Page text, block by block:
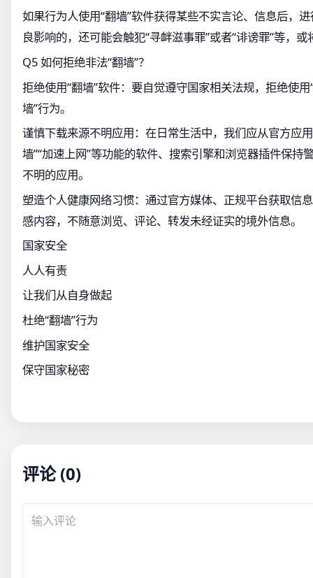
如果行为人使用“翻墙”软件获得某些不实言论、信息后，
良影响的，还可能会触犯“寻衅滋事罪”或者“诽谤罪”等，
Q5 如何拒绝非法“翻墙”？
拒绝使用“翻墙”软件：要自觉遵守国家相关法规，拒绝使用
墙”行为。
谨慎下载来源不明应用：在日常生活中，我们应从官方应
墙”“加速上网”等功能的软件、搜索引擎和浏览器插件保持
不明的应用。
塑造个人健康网络习惯：通过官方媒体、正规平台获取信
感内容，不随意浏览、评论、转发未经证实的境外信息。
国家安全
人人有责
让我们从自身做起
杜绝“翻墙”行为
维护国家安全
保守国家秘密
评论 (0)